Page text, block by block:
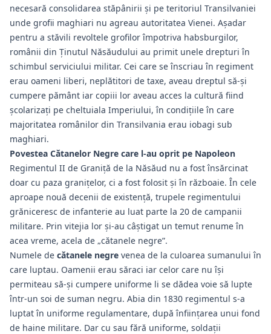
necesară consolidarea stăpânirii și pe teritoriul Transilvaniei
unde grofii maghiari nu agreau autoritatea Vienei. Așadar
pentru a stăvili revoltele grofilor împotriva habsburgilor,
românii din Ţinutul Năsăudului au primit unele drepturi în
schimbul serviciului militar. Cei care se înscriau în regiment
erau oameni liberi, neplătitori de taxe, aveau dreptul să-şi
cumpere pământ iar copiii lor aveau acces la cultură fiind
şcolarizaţi pe cheltuiala Imperiului, în condiţiile în care
majoritatea românilor din Transilvania erau iobagi sub
maghiari.
Povestea Cătanelor Negre care l-au oprit pe Napoleon
Regimentul II de Graniță de la Năsăud nu a fost însărcinat
doar cu paza granițelor, ci a fost folosit și în războaie. În cele
aproape nouă decenii de existență, trupele regimentului
grăniceresc de infanterie au luat parte la 20 de campanii
militare. Prin vitejia lor și-au câștigat un temut renume în
acea vreme, acela de „cătanele negre”.
Numele de cătanele negre venea de la culoarea sumanului în
care luptau. Oamenii erau săraci iar celor care nu îşi
permiteau să-şi cumpere uniforme li se dădea voie să lupte
într-un soi de suman negru. Abia din 1830 regimentul s-a
luptat în uniforme regulamentare, după înfiinţarea unui fond
de haine militare. Dar cu sau fără uniforme, soldaţii